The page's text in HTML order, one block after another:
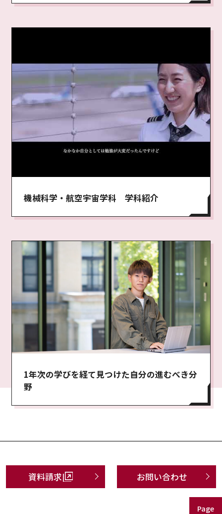
機械科学・航空宇宙学科 学科紹介
1年次の学びを経て見つけた自分の進むべき分
野
資料請求 お問い合わせ
Page